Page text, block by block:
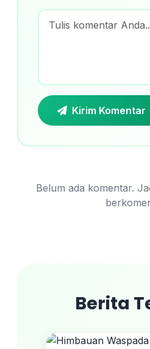
Kirim Komentar
Belum ada komentar.
Berita